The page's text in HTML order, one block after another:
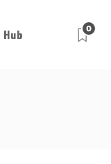
0